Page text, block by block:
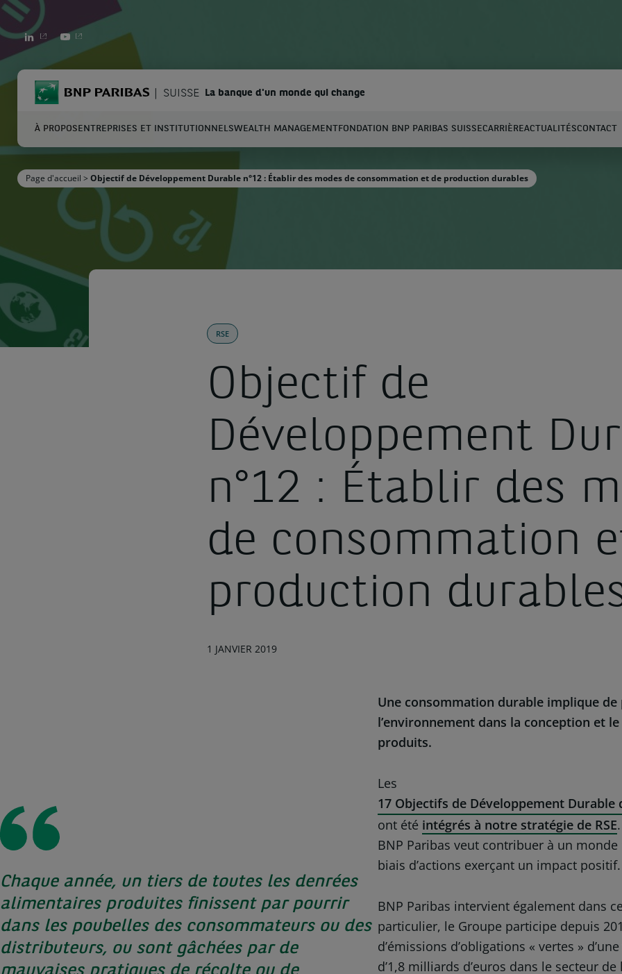
LINKEDIN YOUTUBE
BNP Paribas SUISSE La banque d'un monde qui change
Entrez les termes à rechercher Chercher
À PROPOS ENTREPRISES ET INSTITUTIONNELSWEALTH MANAGEMENTFONDATION BNP PARIBAS SUISSECARRIÈREACTUALITÉSCONTACT
Page d'accueil > Objectif de Développement Durable n°12 : Établir des modes de consommation et de production durables
RSE
Objectif de
Développement
n°12 : Établir des
de consommation
production
1 JANVIER 2019
Chaque année, un tiers de toutes les denrées
alimentaires produites finissent par pourrir
dans les poubelles des consommateurs ou des
distributeurs, ou sont gâchées par de
Une consommation durable implique
l’environnement dans la conception et
produits.
Les
17 Objectifs de Développement Durable
ont été intégrés à notre stratégie de RSE
BNP Paribas veut contribuer à un
biais d’actions exerçant un impact positif.
BNP Paribas intervient également dans
particulier, le Groupe participe depuis
d’émissions d’obligations « vertes »
d’1,8 milliards d’euros dans le secteur